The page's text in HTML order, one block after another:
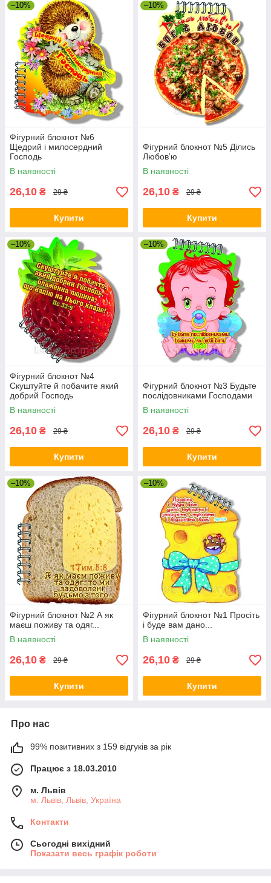
–10%
Фігурний блокнот №6
Щедрий і милосердний
Господь
В наявності
26,10 ₴ 29 ₴
Купити
–10%
Фігурний блокнот №5 Ділись
Любовʼю
В наявності
26,10 ₴ 29 ₴
Купити
–10%
Фігурний блокнот №4
Скуштуйте й побачите який
добрий Господь
В наявності
26,10 ₴ 29 ₴
Купити
–10%
Фігурний блокнот №3 Будьте
послідовниками Господами
В наявності
26,10 ₴ 29 ₴
Купити
–10%
Фігурний блокнот №2 А як
маєш поживу та одяг...
В наявності
26,10 ₴ 29 ₴
Купити
–10%
Фігурний блокнот №1 Просіть
і буде вам дано...
В наявності
26,10 ₴ 29 ₴
Купити
Про нас
99% позитивних з 159 відгуків за рік
Працює з 18.03.2010
м. Львів
м. Львів, Львів, Україна
Контакти
Сьогодні вихідний
Показати весь графік роботи